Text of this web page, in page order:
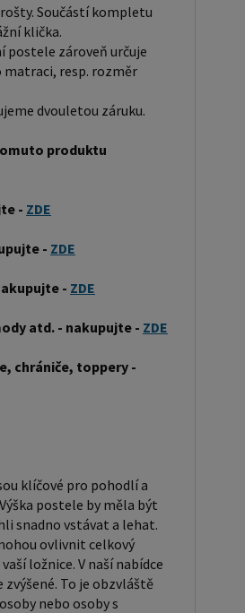
odstínu. Tento
v nábytkářství,
postelí nebo knihoven.
jsou oblíbené pro svůj
Klasická
který se skládá ze tří
roštu a matrace. Rám
laminátu. Do rámu se
je položena na rošt a může
materiálů, včetně pěny,
výroby na matrace z PUR
pěny, matrace z líné pěny,
matrace, latexové
(H2, H3), tvrdé nebo velmi
je důležitý faktor,
a podporu, kterou matrace
matrace je důležité zvážit
vaší preferované polohy
hmotnosti a jakékoliv
můžete mít. Laťkový
Součástí kompletu
klička.
postele zároveň určuje
resp. rozměr
dvouletou záruku.
produktu
- ZDE
- ZDE
- ZDE
atd. - nakupujte - ZDE
chrániče, toppery -
klíčové pro pohodlí a
postele by měla být
snadno vstávat a lehat.
ovlivnit celkový
ložnice. V naší nabídce
To je obzvláště
nebo osoby s